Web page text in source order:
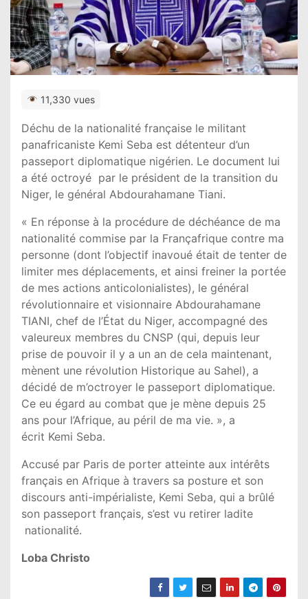
11,330 vues
Déchu de la nationalité française le militant
panafricaniste Kemi Seba est détenteur d’un
passeport diplomatique nigérien. Le document lui
a été octroyé par le président de la transition du
Niger, le général Abdourahamane Tiani.
« En réponse à la procédure de déchéance de ma
nationalité commise par la Françafrique contre ma
personne (dont l’objectif inavoué était de tenter de
limiter mes déplacements, et ainsi freiner la portée
de mes actions anticolonialistes), le général
révolutionnaire et visionnaire Abdourahamane
TIANI, chef de l’État du Niger, accompagné des
valeureux membres du CNSP (qui, depuis leur
prise de pouvoir il y a un an de cela maintenant,
mènent une révolution Historique au Sahel), a
décidé de m’octroyer le passeport diplomatique.
Ce eu égard au combat que je mène depuis 25
ans pour l’Afrique, au péril de ma vie. », a
écrit Kemi Seba.
Accusé par Paris de porter atteinte aux intérêts
français en Afrique à travers sa posture et son
discours anti-impérialiste, Kemi Seba, qui a brûlé
son passeport français, s’est vu retirer ladite
nationalité.
Loba Christo